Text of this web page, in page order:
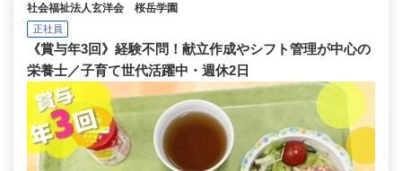
社会福祉法人玄洋会 桜岳学園
正社員
《賞与年3回》経験不問！献立作成やシフト管理が中心の
栄養士／子育て世代活躍中・週休2日